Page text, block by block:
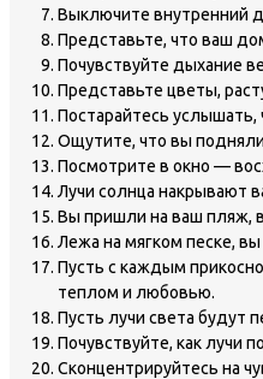
Выключите внутренний
Представьте, что ваш
Почувствуйте дыхание
Представьте цветы,
Постарайтесь услышать,
Ощутите, что вы
Посмотрите в окно —
Лучи солнца накрывают
Вы пришли на ваш пляж,
Лежа на мягком песке,
Пусть с каждым
теплом и любовью.
Пусть лучи света будут
Почувствуйте, как лучи
Сконцентрируйтесь на